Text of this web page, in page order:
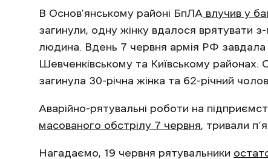
В Основ’янському районі БпЛА влучив у
загинули, одну жінку вдалося врятувати
людина. Вдень 7 червня армія РФ
Шевченківському та Київському районах.
загинула 30-річна жінка та 62-річний
Аварійно-рятувальні роботи на
масованого обстрілу 7 червня, тривали
Нагадаємо, 19 червня рятувальники